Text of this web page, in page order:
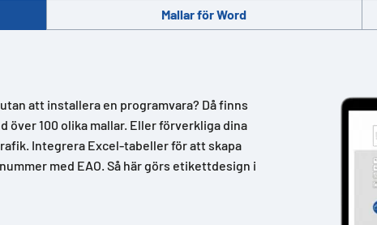
Mallar för Word
att installera en programvara? Då finns
över 100 olika mallar. Eller förverkliga dina
Integrera Excel-tabeller för att skapa
med EAO. Så här görs etikettdesign i